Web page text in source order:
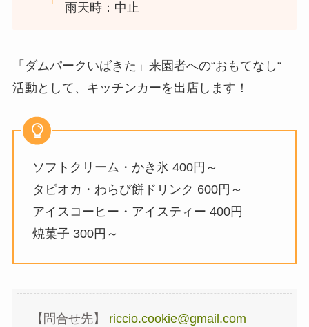
雨天時：中止
「ダムパークいばきた」来園者への“おもてなし“
活動として、キッチンカーを出店します！
ソフトクリーム・かき氷 400円～
タピオカ・わらび餅ドリンク 600円～
アイスコーヒー・アイスティー 400円
焼菓子 300円～
【問合せ先】 riccio.cookie@gmail.com